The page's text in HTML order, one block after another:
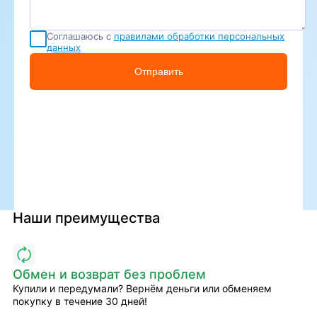
Соглашаюсь с правилами обработки персональных
данных
Отправить
Наши преимущества
Обмен и возврат без проблем
Купили и передумали? Вернём деньги или обменяем
покупку в течение 30 дней!